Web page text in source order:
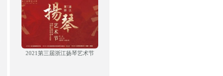
2021第三届浙江扬琴艺术节